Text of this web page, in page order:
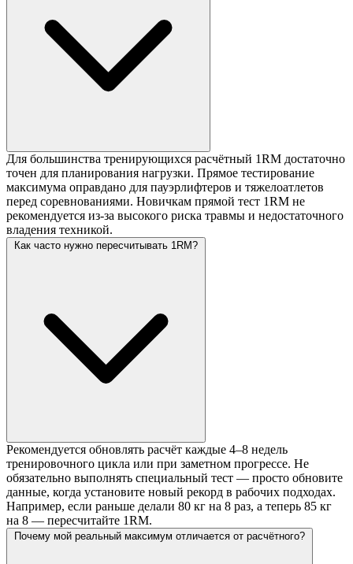
Для большинства тренирующихся расчётный 1RM достаточно
точен для планирования нагрузки. Прямое тестирование
максимума оправдано для пауэрлифтеров и тяжелоатлетов
перед соревнованиями. Новичкам прямой тест 1RM не
рекомендуется из-за высокого риска травмы и недостаточного
владения техникой.
Как часто нужно пересчитывать 1RM?
Рекомендуется обновлять расчёт каждые 4–8 недель
тренировочного цикла или при заметном прогрессе. Не
обязательно выполнять специальный тест — просто обновите
данные, когда установите новый рекорд в рабочих подходах.
Например, если раньше делали 80 кг на 8 раз, а теперь 85 кг
на 8 — пересчитайте 1RM.
Почему мой реальный максимум отличается от расчётного?